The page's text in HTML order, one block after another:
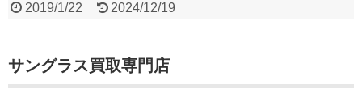
2019/1/22 2024/12/19
サングラス買取専門店